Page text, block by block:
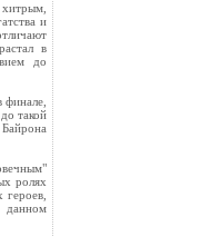
и
в
до
финале,
такой
ролях